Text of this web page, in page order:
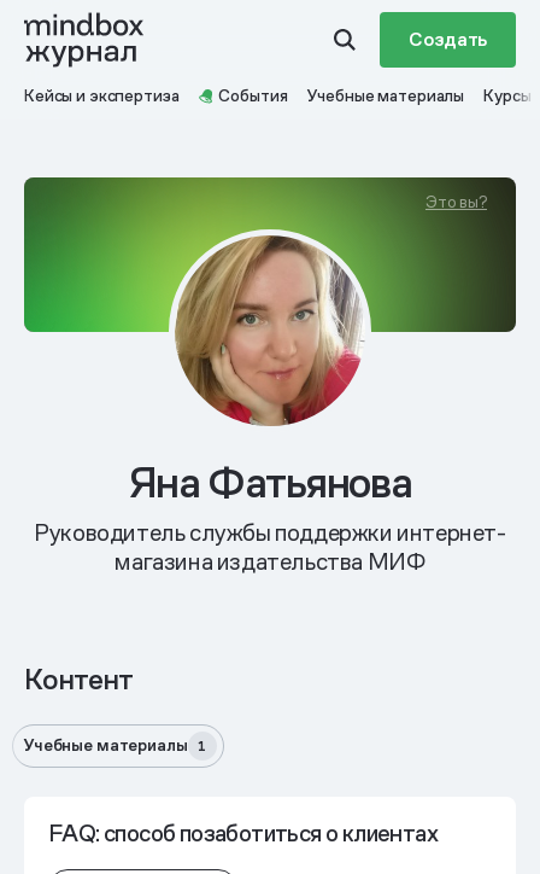
Создать
Кейсы и экспертиза События Учебные материалы Курсы
Это вы?
Яна Фатьянова
Руководитель службы поддержки интернет-
магазина издательства МИФ
Контент
Учебные материалы 1
FAQ: способ позаботиться о клиентах